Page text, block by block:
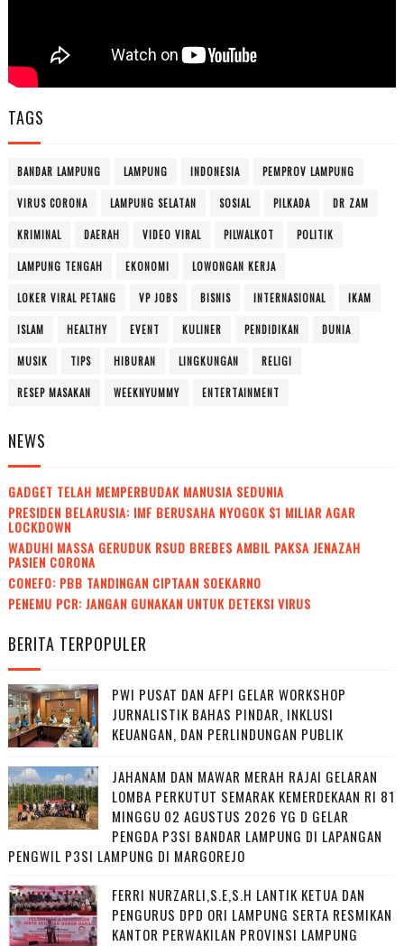
TAGS
BANDAR LAMPUNG LAMPUNG INDONESIA PEMPROV LAMPUNG
VIRUS CORONA LAMPUNG SELATAN SOSIAL PILKADA DR ZAM
KRIMINAL DAERAH VIDEO VIRAL PILWALKOT POLITIK
LAMPUNG TENGAH EKONOMI LOWONGAN KERJA
LOKER VIRAL PETANG VP JOBS BISNIS INTERNASIONAL IKAM
ISLAM HEALTHY EVENT KULINER PENDIDIKAN DUNIA
MUSIK TIPS HIBURAN LINGKUNGAN RELIGI
RESEP MASAKAN WEEKNYUMMY ENTERTAINMENT
NEWS
GADGET TELAH MEMPERBUDAK MANUSIA SEDUNIA
PRESIDEN BELARUSIA: IMF BERUSAHA NYOGOK $1 MILIAR AGAR
LOCKDOWN
WADUH! MASSA GERUDUK RSUD BREBES AMBIL PAKSA JENAZAH
PASIEN CORONA
CONEFO: PBB TANDINGAN CIPTAAN SOEKARNO
PENEMU PCR: JANGAN GUNAKAN UNTUK DETEKSI VIRUS
BERITA TERPOPULER
PWI PUSAT DAN AFPI GELAR WORKSHOP
JURNALISTIK BAHAS PINDAR, INKLUSI
KEUANGAN, DAN PERLINDUNGAN PUBLIK
JAHANAM DAN MAWAR MERAH RAJAI GELARAN
LOMBA PERKUTUT SEMARAK KEMERDEKAAN RI 81
MINGGU 02 AGUSTUS 2026 YG D GELAR
PENGDA P3SI BANDAR LAMPUNG DI LAPANGAN
PENGWIL P3SI LAMPUNG DI MARGOREJO
FERRI NURZARLI,S.E,S.H LANTIK KETUA DAN
PENGURUS DPD ORI LAMPUNG SERTA RESMIKAN
KANTOR PERWAKILAN PROVINSI LAMPUNG